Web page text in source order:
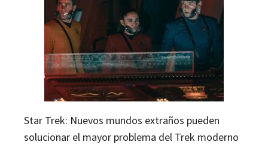
Star Trek: Nuevos mundos extraños pueden
solucionar el mayor problema del Trek moderno